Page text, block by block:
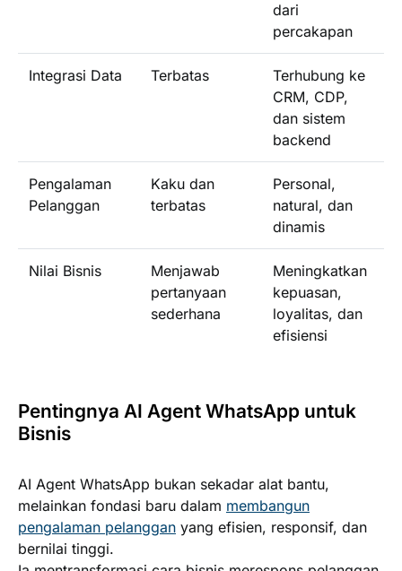
dari
percakapan
Integrasi Data Terbatas
Terhubung ke
CRM, CDP,
dan sistem
backend
Pengalaman
Pelanggan
Kaku dan
terbatas
Personal,
natural, dan
dinamis
Nilai Bisnis
Menjawab
pertanyaan
sederhana
Meningkatkan
kepuasan,
loyalitas, dan
efisiensi
Pentingnya AI Agent WhatsApp untuk
Bisnis
AI Agent WhatsApp bukan sekadar alat bantu,
melainkan fondasi baru dalam membangun
pengalaman pelanggan yang efisien, responsif, dan
bernilai tinggi.